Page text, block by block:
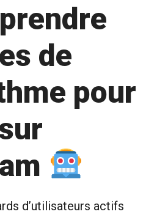
de
pour
d’utilisateurs actifs